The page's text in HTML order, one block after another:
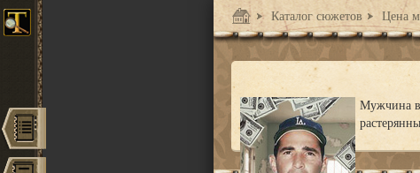
Каталог сюжетов Цена
Мужчина в